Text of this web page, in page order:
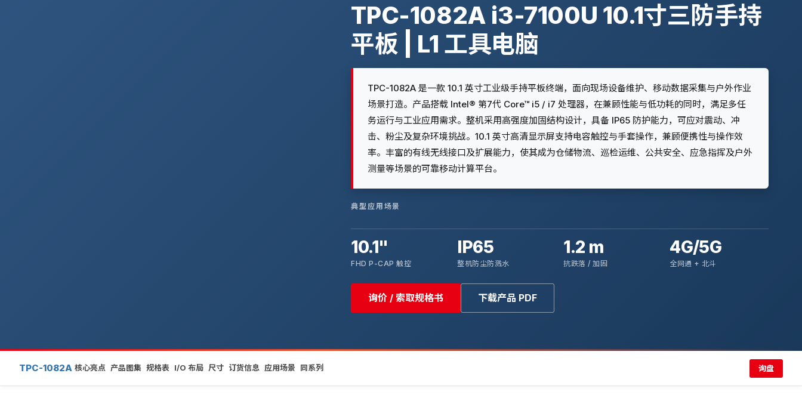
TPC-1082A i3-7100U 10.1寸三防手持
平板 | L1 工具电脑
TPC-1082A 是一款 10.1 英寸工业级手持平板终端，面向现场设备维护、移动数据采集与户外作业
场景打造。产品搭载 Intel® 第7代 Core™ i5 / i7 处理器，在兼顾性能与低功耗的同时，满足多任
务运行与工业应用需求。整机采用高强度加固结构设计，具备 IP65 防护能力，可应对震动、冲
击、粉尘及复杂环境挑战。10.1 英寸高清显示屏支持电容触控与手套操作，兼顾便携性与操作效
率。丰富的有线无线接口及扩展能力，使其成为仓储物流、巡检运维、公共安全、应急指挥及户外
测量等场景的可靠移动计算平台。
典型应用场景
10.1"
FHD P-CAP 触控
IP65
整机防尘防溅水
1.2 m
抗跌落 / 加固
4G/5G
全网通 + 北斗
询价 / 索取规格书 下载产品 PDF
TPC-1082A 核心亮点 产品图集 规格表 I/O 布局 尺寸 订货信息 应用场景 同系列 询盘